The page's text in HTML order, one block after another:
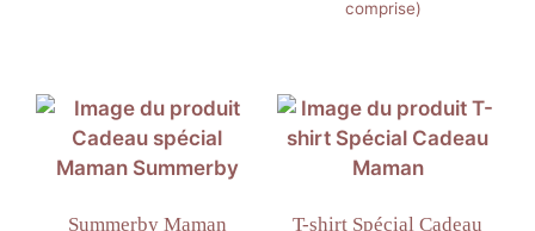
comprise)
Summerby Maman
T-shirt Spécial Cadeau